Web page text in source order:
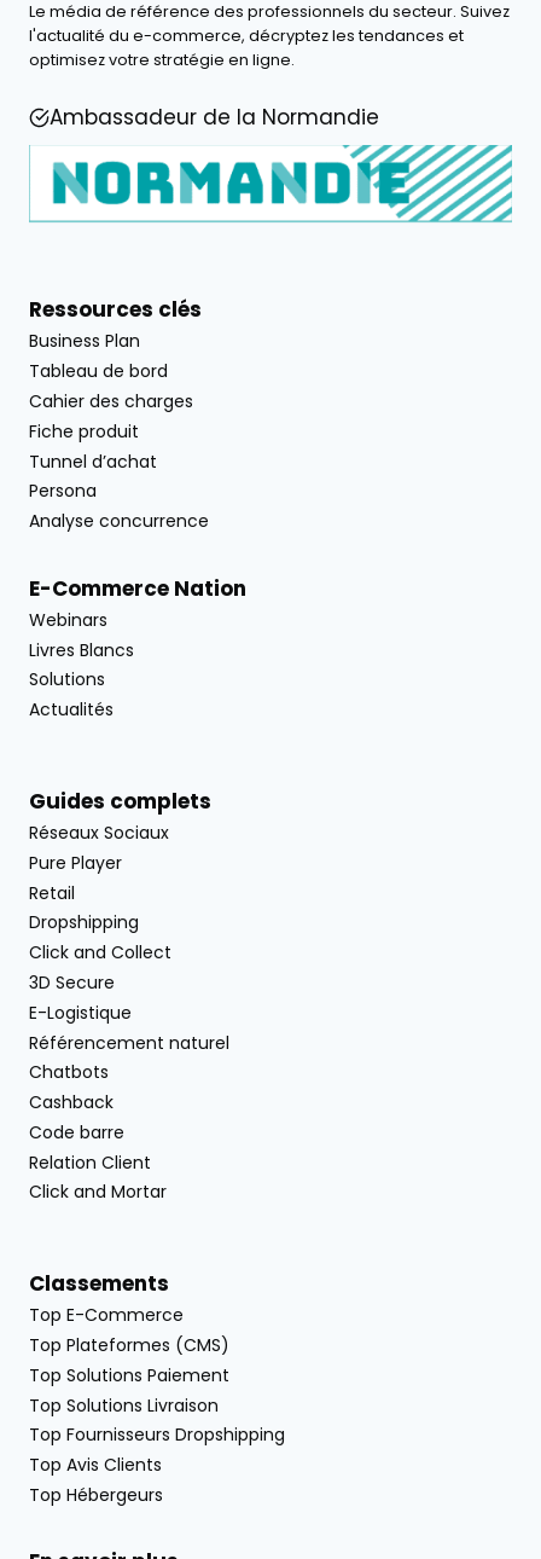
Le média de référence des professionnels du secteur. Suivez
l'actualité du e-commerce, décryptez les tendances et
optimisez votre stratégie en ligne.
Ambassadeur de la Normandie
Ressources clés
Business Plan
Tableau de bord
Cahier des charges
Fiche produit
Tunnel d’achat
Persona
Analyse concurrence
E-Commerce Nation
Webinars
Livres Blancs
Solutions
Actualités
Guides complets
Réseaux Sociaux
Pure Player
Retail
Dropshipping
Click and Collect
3D Secure
E-Logistique
Référencement naturel
Chatbots
Cashback
Code barre
Relation Client
Click and Mortar
Classements
Top E-Commerce
Top Plateformes (CMS)
Top Solutions Paiement
Top Solutions Livraison
Top Fournisseurs Dropshipping
Top Avis Clients
Top Hébergeurs